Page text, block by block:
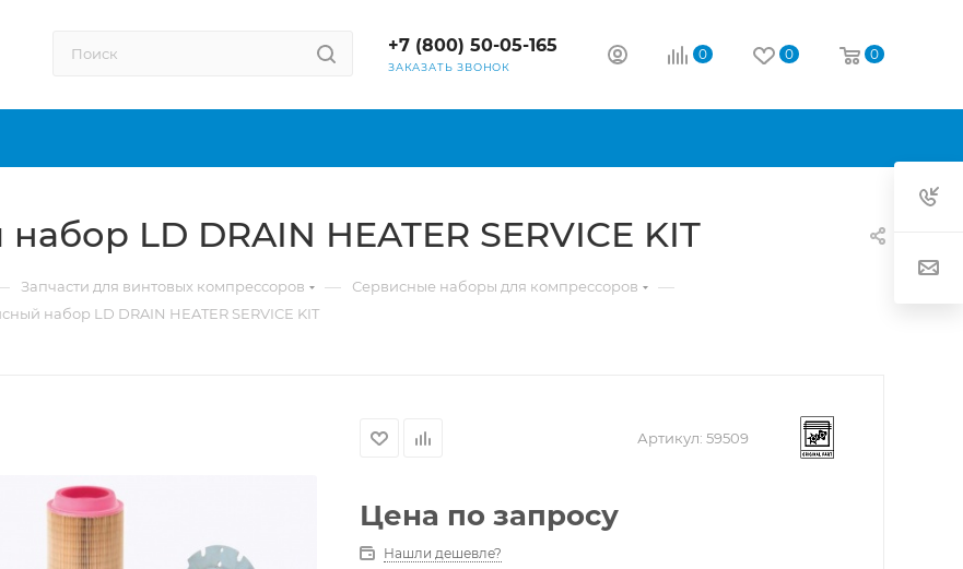
+7 (800) 50-05-165
ЗАКАЗАТЬ ЗВОНОК
0 0 0
LD DRAIN HEATER SERVICE KIT
Запчасти для винтовых компрессоров — Сервисные наборы для компрессоров —
набор LD DRAIN HEATER SERVICE KIT
Артикул: 59509
Цена по запросу
Нашли дешевле?